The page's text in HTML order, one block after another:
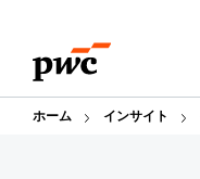
content
footer
ホーム インサイト